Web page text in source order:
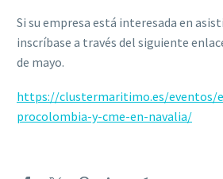
Si su empresa está interesada en
inscríbase a través del siguiente
de mayo.
https://clustermaritimo.es/eventos/
procolombia-y-cme-en-navalia/